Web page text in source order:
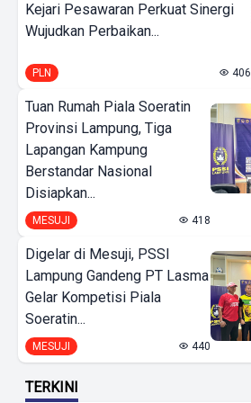
Kejari Pesawaran Perkuat Sinergi
Wujudkan Perbaikan...
PLN 406
Tuan Rumah Piala Soeratin
Provinsi Lampung, Tiga
Lapangan Kampung
Berstandar Nasional
Disiapkan...
MESUJI 418
Digelar di Mesuji, PSSI
Lampung Gandeng PT Lasma
Gelar Kompetisi Piala
Soeratin...
MESUJI 440
TERKINI